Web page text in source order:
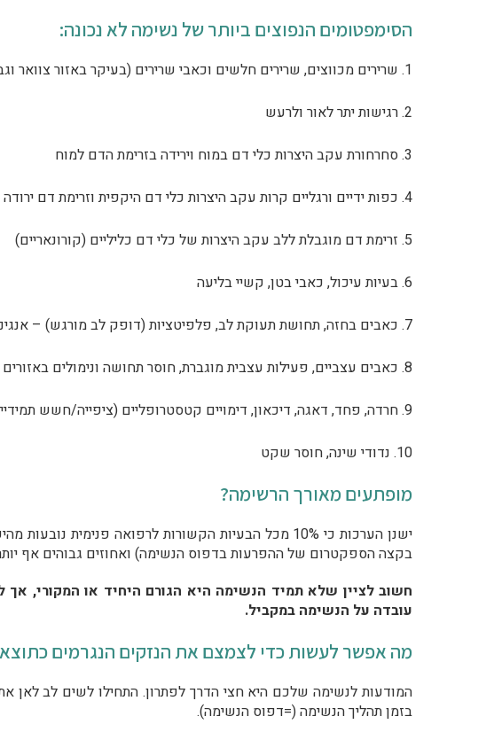
הסימפטומים הנפוצים ביותר של נשימה לא נכונה:
1. שרירים מכווצים, שרירים חלשים וכאבי שרירים (בעיקר באזור צוואר וגב עליון, כמו כן כאבי גב תחתון)
2. רגישות יתר לאור ולרעש
3. סחרחורת עקב היצרות כלי דם במוח וירידה בזרימת הדם למוח
4. כפות ידיים ורגליים קרות עקב היצרות כלי דם היקפית וזרימת דם ירודה לגפיים
5. זרימת דם מוגבלת ללב עקב היצרות של כלי דם כליליים (קורונאריים)
6. בעיות עיכול, כאבי בטן, קשיי בליעה
7. כאבים בחזה, תחושת תעוקת לב, פלפיטציות (דופק לב מורגש) – אנגינה פקטוריס מדומה
8. כאבים עצביים, פעילות עצבית מוגברת, חוסר תחושה ונימולים באזורים שונים בגוף
9. חרדה, פחד, דאגה, דיכאון, דימויים קטסטרופליים (ציפייה/חשש תמידיים לכך שהגרוע מכל יקרה)
10. נדודי שינה, חוסר שקט
מופתעים מאורך הרשימה?
ישנן הערכות כי 10% מכל הבעיות הקשורות לרפואה פנימית
בקצה הספקטרום של ההפרעות בדפוס הנשימה) ואחוזים גבוהים אף
חשוב לציין שלא תמיד הנשימה היא הגורם היחיד או המקורי, אך
עובדה על הנשימה במקביל.
מה אפשר לעשות כדי לצמצם את הנזקים הנגרמים
המודעות לנשימה שלכם היא חצי הדרך לפתרון. התחילו לשים לב לאן
בזמן תהליך הנשימה (=דפוס הנשימה).